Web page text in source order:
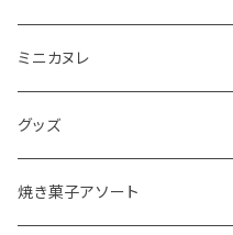
(熨斗付き)詰め合わせSET
単品
限定セット
ミニカヌレ
グッズ
焼き菓子アソート